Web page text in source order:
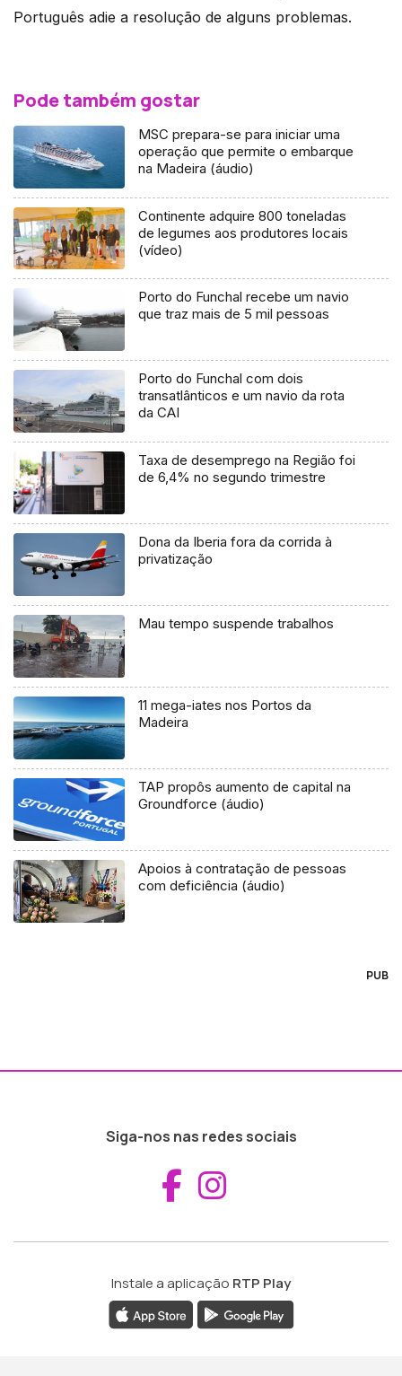
Português adie a resolução de alguns problemas.
Pode também gostar
MSC prepara-se para iniciar uma
operação que permite o embarque
na Madeira (áudio)
Continente adquire 800 toneladas
de legumes aos produtores locais
(vídeo)
Porto do Funchal recebe um navio
que traz mais de 5 mil pessoas
Porto do Funchal com dois
transatlânticos e um navio da rota
da CAI
Taxa de desemprego na Região foi
de 6,4% no segundo trimestre
Dona da Iberia fora da corrida à
privatização
Mau tempo suspende trabalhos
11 mega-iates nos Portos da
Madeira
TAP propôs aumento de capital na
Groundforce (áudio)
Apoios à contratação de pessoas
com deficiência (áudio)
PUB
Siga-nos nas redes sociais
Aceder ao
Instale a aplicação RTP Play